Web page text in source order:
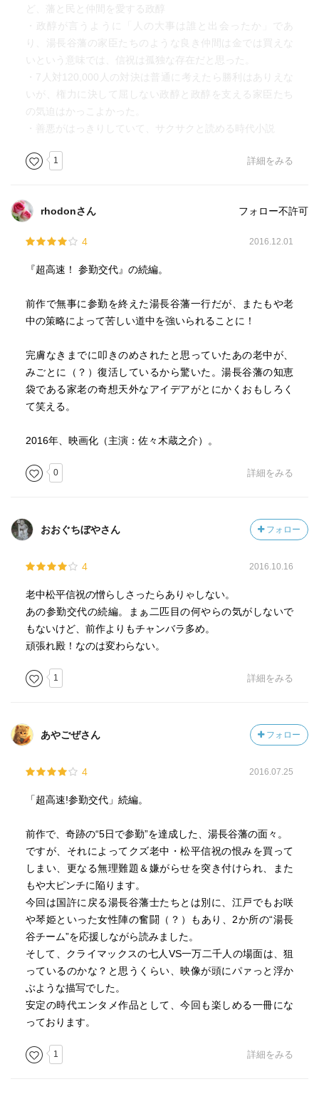
ど、藩と民と仲間を愛する政醇
・政醇が言うように「人の大事は誰と出会ったか」であ
り、湯長谷藩の家臣たちのような良き仲間は金では買えな
いという意味では、信祝は孤独な存在だと思った。
・7人対120,000人の対決は普通に考えたら勝利はありえな
いが、権力に決して屈しない政醇と政醇を支える家臣たち
の気迫はかっこよかった。
・善悪がはっきりしていて、サクサクと読める時代小説
1 詳細をみる
rhodonさん フォロー不許可
4 2016.12.01
『超高速！ 参勤交代』の続編。
前作で無事に参勤を終えた湯長谷藩一行だが、またもや老
中の策略によって苦しい道中を強いられることに！
完膚なきまでに叩きのめされたと思っていたあの老中が、
みごとに（？）復活しているから驚いた。湯長谷藩の知恵
袋である家老の奇想天外なアイデアがとにかくおもしろく
て笑える。
2016年、映画化（主演：佐々木蔵之介）。
0 詳細をみる
おおぐちぼやさん フォロー
4 2016.10.16
老中松平信祝の憎らしさったらありゃしない。
あの参勤交代の続編。まぁ二匹目の何やらの気がしないで
もないけど、前作よりもチャンバラ多め。
頑張れ殿！なのは変わらない。
1 詳細をみる
あやごぜさん フォロー
4 2016.07.25
「超高速!参勤交代」続編。
前作で、奇跡の“5日で参勤”を達成した、湯長谷藩の面々。
ですが、それによってクズ老中・松平信祝の恨みを買って
しまい、更なる無理難題＆嫌がらせを突き付けられ、また
もや大ピンチに陥ります。
今回は国許に戻る湯長谷藩士たちとは別に、江戸でもお咲
や琴姫といった女性陣の奮闘（？）もあり、2か所の“湯長
谷チーム”を応援しながら読みました。
そして、クライマックスの七人VS一万二千人の場面は、狙
っているのかな？と思うくらい、映像が頭にパァっと浮か
ぶような描写でした。
安定の時代エンタメ作品として、今回も楽しめる一冊にな
っております。
1 詳細をみる